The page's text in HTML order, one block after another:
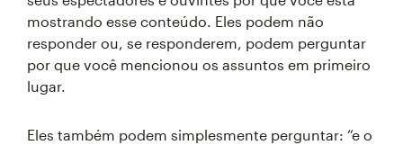
mostrando esse conteúdo. Eles podem não
responder ou, se responderem, podem perguntar
por que você mencionou os assuntos em primeiro
lugar.
Eles também podem simplesmente perguntar: “e o